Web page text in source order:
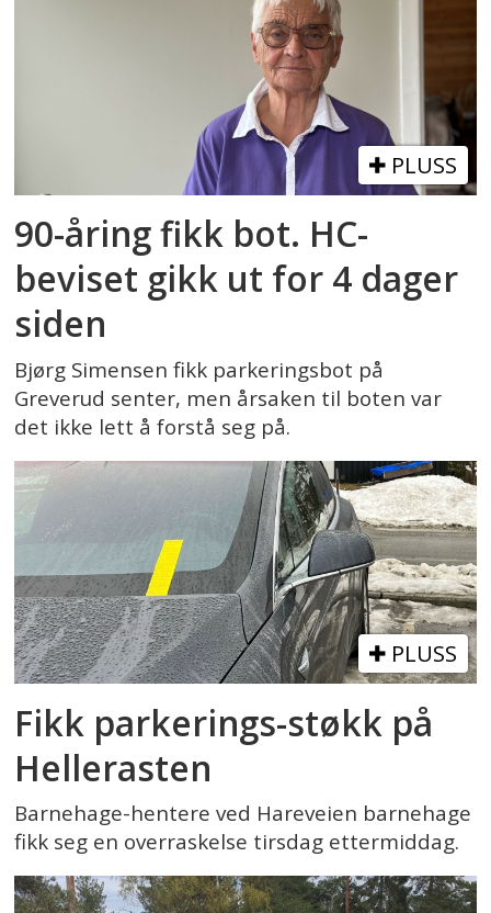
PLUSS
90-åring fikk bot. HC-
beviset gikk ut for 4 dager
siden
Bjørg Simensen fikk parkeringsbot på
Greverud senter, men årsaken til boten var
det ikke lett å forstå seg på.
PLUSS
Fikk parkerings-støkk på
Hellerasten
Barnehage-hentere ved Hareveien barnehage
fikk seg en overraskelse tirsdag ettermiddag.